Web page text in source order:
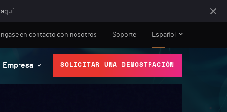
Empresa SOLICITAR UNA DEMOSTRACIÓN
en contacto con nosotros Soporte Español